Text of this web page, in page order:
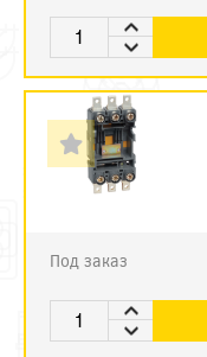
Под заказ